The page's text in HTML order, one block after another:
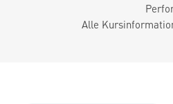
Alle